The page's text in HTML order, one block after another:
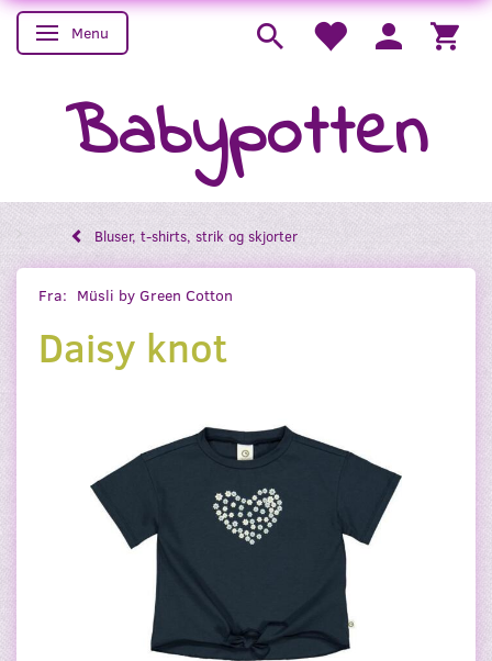
Skifte navigation
Menu
Babypotten
Bluser, t-shirts, strik og skjorter
Fra: Müsli by Green Cotton
Daisy knot